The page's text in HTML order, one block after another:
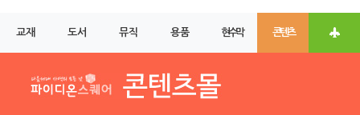
교재 도서 뮤직 용품 현수막 콘텐츠